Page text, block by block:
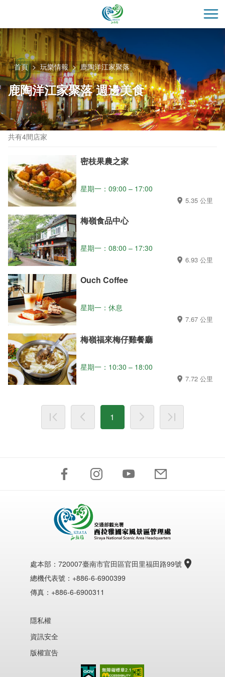
主
要
內
容
區
塊
開
首頁 玩樂情報 鹿陶洋江家聚落
鹿陶洋江家聚落 週邊美食
共有4間店家
密枝果農之家
星期一：09:00 – 17:00
5.35 公里
梅嶺食品中心
星期一：08:00 – 17:30
6.93 公里
Ouch Coffee
星期一：休息
7.67 公里
梅嶺福來梅仔雞餐廳
星期一：10:30 – 18:00
7.72 公里
1
處本部： 720007臺南市官田區官田里福田路99號
總機代表號：+886-6-6900399
傳真：+886-6-6900311
隱私權
資訊安全
版權宣告